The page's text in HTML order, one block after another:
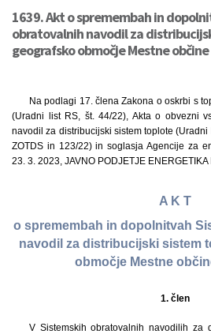
1639. Akt o spremembah in
obratovalnih navodil za
geografsko območje Mestne
Na podlagi 17. člena Zakona o oskrbi s
(Uradni list RS, št. 44/22), Akta o obvezni
navodil za distribucijski sistem toplote
ZOTDS in 123/22) in soglasja Agencije za
23. 3. 2023, JAVNO PODJETJE
A K T
o spremembah in dopolnitvah
navodil za distribucijski sistem
območje Mestne
1. člen
V Sistemskih obratovalnih navodilih za